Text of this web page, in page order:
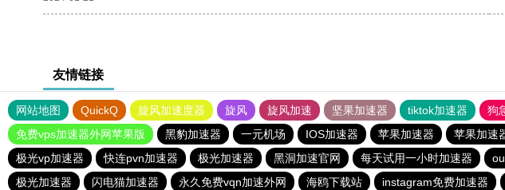
友情链接
网站地图 QuickQ 旋风加速度器 旋风 旋风加速 坚果加速器 tiktok加速器 狗
免费vps加速器外网苹果版
黑豹加速器 一元机场 IOS加速器 苹果加速器 苹果加速
极光vp加速器
快连pvn加速器 极光加速器 黑洞加速官网 每天试用一小时加速器
极光加速器
闪电猫加速器 永久免费vqn加速外网 海鸥下载站 instagram免费加速器